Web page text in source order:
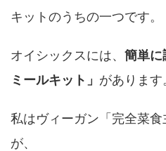
キットのうちの一つです。
オイシックスには、 簡単に
ミールキット」 があります
私はヴィーガン「完全菜
が、